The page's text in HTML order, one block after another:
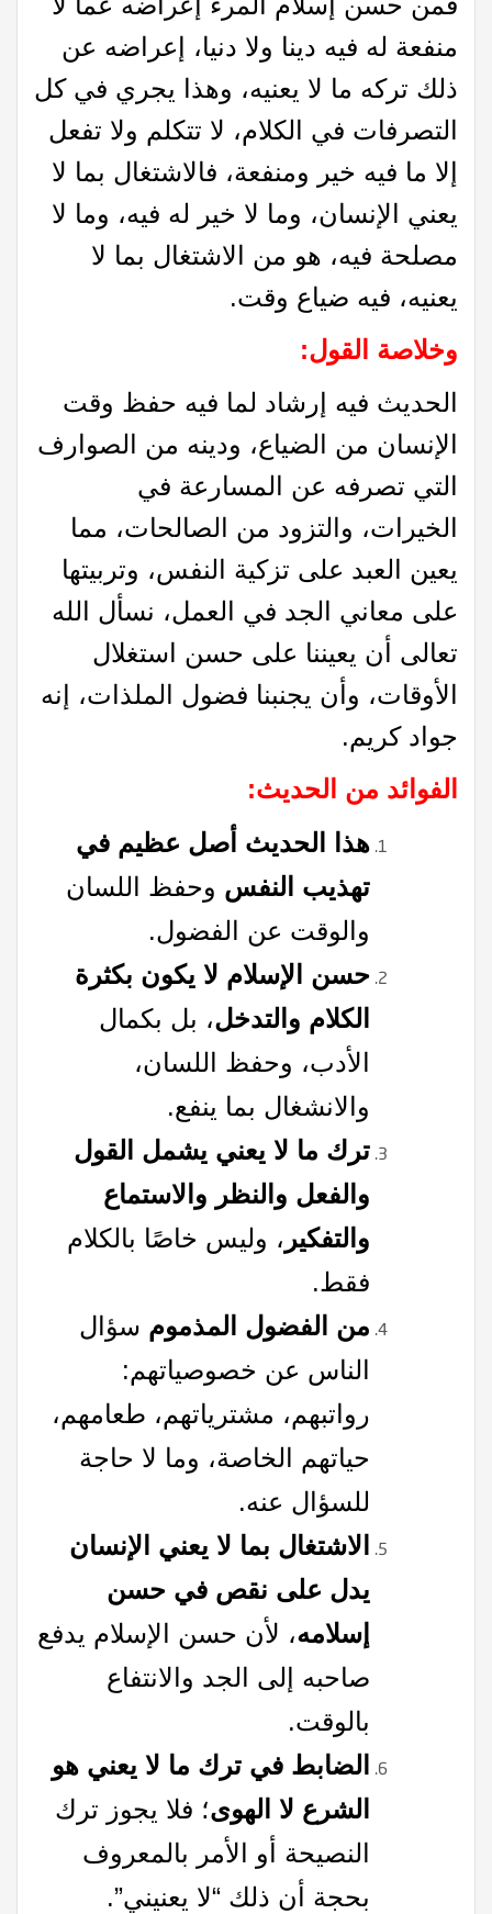
منفعة له فيه دينا ولا دنيا، إعراضه عن
ذلك تركه ما لا يعنيه، وهذا يجري في كل
التصرفات في الكلام، لا تتكلم ولا تفعل
إلا ما فيه خير ومنفعة، فالاشتغال بما لا
يعني الإنسان، وما لا خير له فيه، وما لا
مصلحة فيه، هو من الاشتغال بما لا
يعنيه، فيه ضياع وقت.
وخلاصة القول:
الحديث فيه إرشاد لما فيه حفظ وقت
الإنسان من الضياع، ودينه من الصوارف
التي تصرفه عن المسارعة في
الخيرات، والتزود من الصالحات، مما
يعين العبد على تزكية النفس، وتربيتها
على معاني الجد في العمل، نسأل الله
تعالى أن يعيننا على حسن استغلال
الأوقات، وأن يجنبنا فضول الملذات، إنه
جواد كريم.
الفوائد من الحديث:
هذا الحديث أصل عظيم في
تهذيب النفس وحفظ اللسان
والوقت عن الفضول.
حسن الإسلام لا يكون بكثرة
الكلام والتدخل، بل بكمال
الأدب، وحفظ اللسان،
والانشغال بما ينفع.
ترك ما لا يعني يشمل القول
والفعل والنظر والاستماع
والتفكير ، وليس خاصًا بالكلام
فقط.
من الفضول المذموم سؤال
الناس عن خصوصياتهم:
رواتبهم، مشترياتهم، طعامهم،
حياتهم الخاصة، وما لا حاجة
للسؤال عنه.
الاشتغال بما لا يعني الإنسان
يدل على نقص في حسن
إسلامه، لأن حسن الإسلام يدفع
صاحبه إلى الجد والانتفاع
بالوقت.
الضابط في ترك ما لا يعني هو
الشرع لا الهوى؛ فلا يجوز ترك
النصيحة أو الأمر بالمعروف
بحجة أن ذلك “لا يعنيني”.